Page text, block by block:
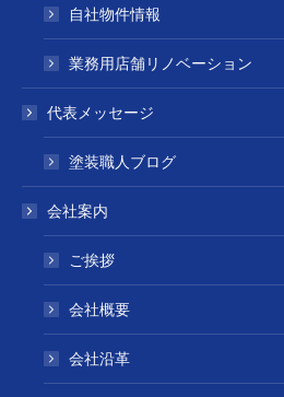
自社物件情報
業務用店舗リノベーション
代表メッセージ
塗装職人ブログ
会社案内
ご挨拶
会社概要
会社沿革